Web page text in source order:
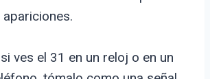
ves el 31 en un reloj o en un